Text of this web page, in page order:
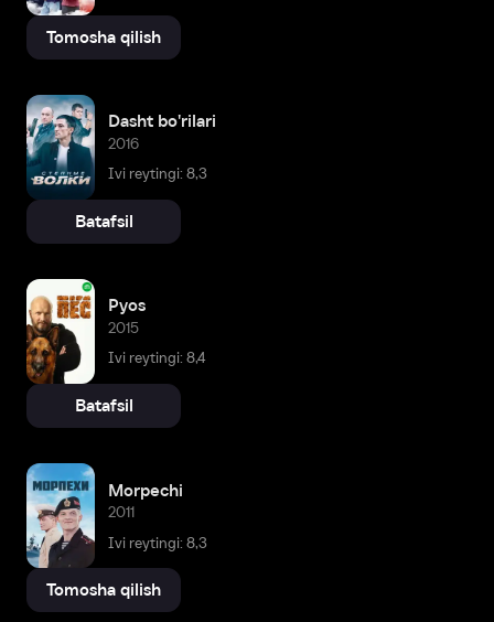
Tomosha qilish
Dasht bo'rilari
2016
Ivi reytingi: 8,3
Batafsil
Pyos
2015
Ivi reytingi: 8,4
Batafsil
Morpechi
2011
Ivi reytingi: 8,3
Tomosha qilish